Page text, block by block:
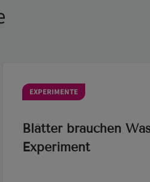
EXPERIMENTE
Blätter brauchen
Experiment